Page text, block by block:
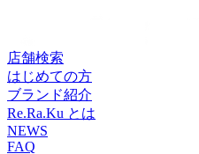
マッサージよりも気持ちいい
盤ストレッチ】を取り入れた
パサージオ西新井店&lt;住所
123-0843東京都足立区西新井
～21:00
～21:00
トケアやハンドケアにもご利
～お疲れ度40～60%の方は60
80%の方は90分以上のコース
ースがおすすめです!30分から
にもピッタリです！お疲れの
様に合ったコースを提案いた
いる自分へのご褒美に。 今年
と癒やし」をプレゼント今年
事を頑張っているお父さんに
てね」というメッセージと一
を贈りませんか？このeギフ
ご用意しています。 ●ボディ
行と老廃物の排出を促します
ィケアにストレッチ要素を加
上させます。 ●オイルフット
いるとされる末梢神経をアロ
活性化を促します。●ヘッド
店舗検索
はじめての方
ブランド紹介
Re.Ra.Ku とは
NEWS
FAQ